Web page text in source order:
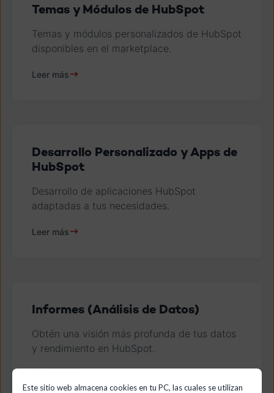
Este sitio web almacena cookies en tu PC, las cuales se utilizan
Temas y Módulos de HubSpot
Temas y módulos personalizados de HubSpot
disponibles en el marketplace.
Leer más
Desarrollo Personalizado y Apps de
HubSpot
Desarrollo de aplicaciones HubSpot
adaptadas a tus necesidades.
Leer más
Informes (Análisis de Datos)
Obtén una visión más profunda de tus datos
y rendimiento en HubSpot.